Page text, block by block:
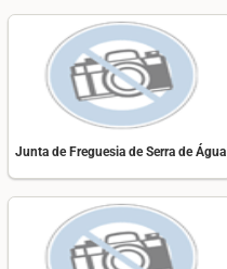
Junta de Freguesia de Serra de Água